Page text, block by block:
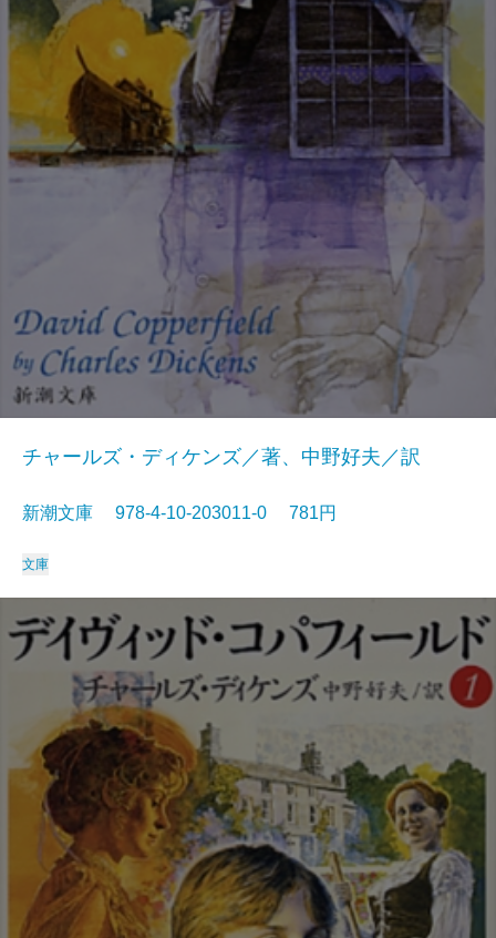
チャールズ・ディケンズ／著、中野好夫／訳
新潮文庫 978-4-10-203011-0 781円
文庫